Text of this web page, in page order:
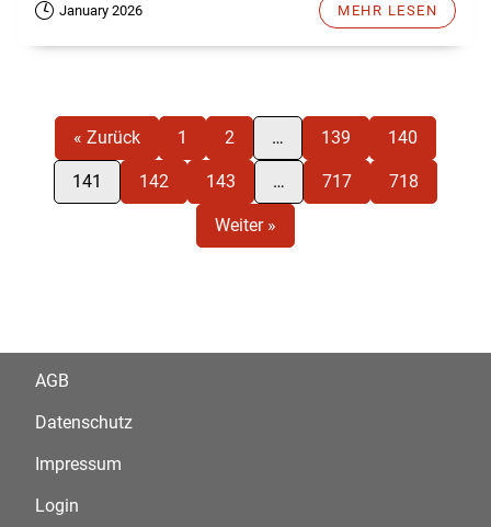
January 2026 MEHR LESEN
« Zurück 1 2 … 139 140
141 142 143 … 717 718
Weiter »
AGB
Datenschutz
Impressum
Login